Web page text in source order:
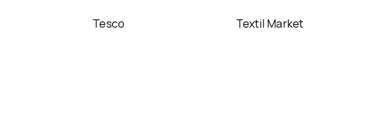
Tesco Textil Market